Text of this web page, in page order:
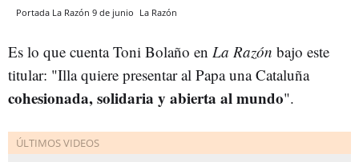
Portada La Razón 9 de junio La Razón
Es lo que cuenta Toni Bolaño en La Razón bajo este
titular: "Illa quiere presentar al Papa una Cataluña
cohesionada, solidaria y abierta al mundo".